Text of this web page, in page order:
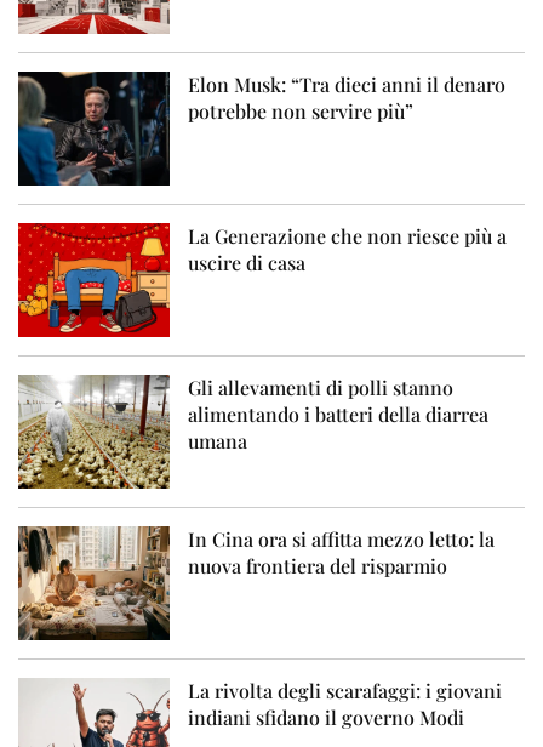
Elon Musk: “Tra dieci anni il denaro
potrebbe non servire più”
La Generazione che non riesce più a
uscire di casa
Gli allevamenti di polli stanno
alimentando i batteri della diarrea
umana
In Cina ora si affitta mezzo letto: la
nuova frontiera del risparmio
La rivolta degli scarafaggi: i giovani
indiani sfidano il governo Modi